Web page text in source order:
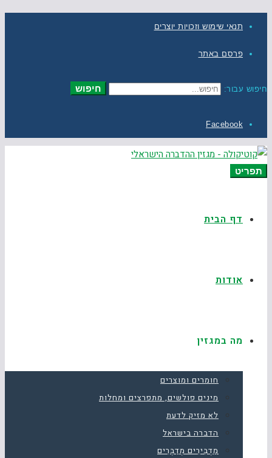
תנאי שימוש וזכויות יוצרים
פרסם באתר
חיפוש עבור: חיפוש
Facebook
תפריט
דף הבית
אודות
מה במגזין
חומרים ומוצרים
מינים פולשים, מתפרצים ומחלות
לא מזיק לדעת
הדברה בישראל
מַדְבִּירִים מְדַבְּרִים